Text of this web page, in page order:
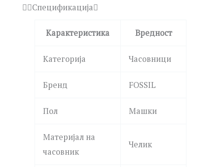
Спецификација
Карактеристика Вредност
Категорија Часовници
Бренд FOSSIL
Пол Машки
Материјал на
часовник
Челик